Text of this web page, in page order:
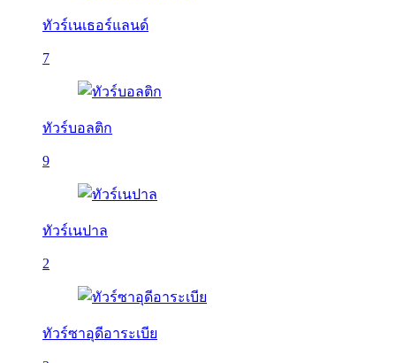
ทัวร์เนเธอร์แลนด์
7
ทัวร์บอลติก
9
ทัวร์เนปาล
2
ทัวร์ซาอุดีอาระเบีย